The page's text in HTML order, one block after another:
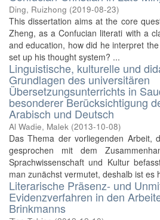
Ding, Ruizhong (2019-08-23)
This dissertation aims at the core
Zheng, as a Confucian literati with a
and education, how did he interpret
set up his thought system? ...
Linguistische, kulturelle und
Grundlagen des universitären
Übersetzungsunterrichts in
besonderer Berücksichtigung
Arabisch und Deutsch
Al Wadie, Malek (2013-10-08)
Das Thema der vorliegenden Arbeit,
gesprochen mit dem
Sprachwissenschaft und Kultur
man zunächst vermutet, deshalb ist es
Literarische Präsenz- und
Evidenzverfahren in den
Brinkmanns